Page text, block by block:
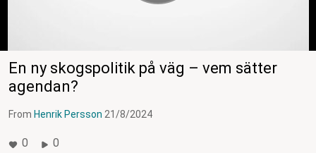
En ny skogspolitik på väg – vem sätter
agendan?
From Henrik Persson 21/8/2024
0 0